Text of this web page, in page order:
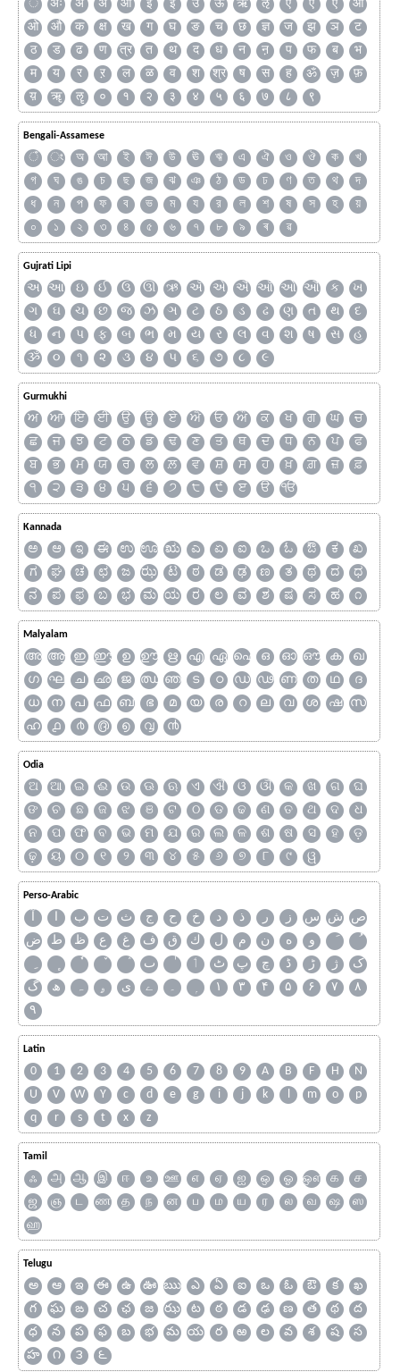
ँ अः अं अ आ इ ई उ ऊ ऋ ऌ ऍ ए ऐ
ऑ
ओ
औ क क्ष ख ग घ ङ च छ ज्ञ ज झ ञ
ट
ठ
ड ढ ण त्र त थ द ध न ऩ प फ ब
भ
म
य र ऱ ल ळ व श श्र ष स ह ॐ ज़
फ़
य़
ॠ ॡ ० १ २ ३ ४ ५ ६ ७ ८ ९
Bengali-Assamese
ঁ ং অ আ ই ঈ উ ঊ ঋ এ ঐ ও ঔ ক
খ
গ
ঘ ঙ চ ছ জ ঝ ঞ ঠ ড ঢ ণ ত থ
দ
ধ
ন প ফ ব ভ ম য র ল শ ষ স হ
য়
০
১ ২ ৩ ৪ ৫ ৬ ৭ ৮ ৯ ৰ ৱ
Gujrati Lipi
અ આ ઇ ઈ ઉ ઊ ઋ ઍ એ ઐ ઑ ઓ ઔ ક
ખ
ગ
ઘ ચ છ જ ઝ ઞ ટ ઠ ડ ઢ ણ ત થ
દ
ધ
ન પ ફ બ ભ મ ય ર લ વ શ ષ સ
હ
ૐ
૦ ૧ ૨ ૩ ૪ ૫ ૬ ૭ ૮ ૯
Gurmukhi
ਅ ਆ ਇ ਈ ਉ ਊ ਏ ਐ ਓ ਔ ਕ ਖ ਗ ਘ
ਚ
ਛ
ਜ ਝ ਟ ਠ ਡ ਢ ਣ ਤ ਥ ਦ ਧ ਨ ਪ
ਫ
ਬ
ਭ ਮ ਯ ਰ ਲ ਲ਼ ਵ ਸ਼ ਸ ਹ ਖ਼ ਗ਼ ਜ਼
ਫ਼
੧
੨ ੩ ੪ ੫ ੬ ੭ ੮ ੯ ੲ ੳ ੴ
Kannada
ಅ ಆ ಇ ಈ ಉ ಊ ಋ ಎ ಏ ಐ ಒ ಓ ಔ ಕ
ಖ
ಗ
ಘ ಚ ಛ ಜ ಝ ಟ ಠ ಡ ಢ ಣ ತ ಥ ದ
ಧ
ನ
ಪ ಫ ಬ ಭ ಮ ಯ ರ ಲ ವ ಶ ಷ ಸ ಹ ೧
Malyalam
അ ആ ഇ ഈ ഉ ഊ ഋ എ ഏ ഐ ഒ ഓ ഔ ക
ഖ
ഗ
ഘ ച ഛ ജ ഝ ഞ ട ഠ ഡ ഢ ണ ത ഥ
ദ
ധ
ന പ ഫ ബ ഭ മ യ ര റ ല വ ശ ഷ
സ
ഹ
൧ ൪ ൫ ൭ ൮ ൯
Odia
ଅ ଆ ଇ ଈ ଉ ଊ ଋ ଏ ଐ ଓ ଔ କ ଖ ଗ
ଘ
ଙ
ଚ ଛ ଜ ଝ ଞ ଟ ଠ ଡ ଢ ଣ ତ ଥ ଦ
ଧ
ନ
ପ ଫ ବ ଭ ମ ଯ ର ଲ ଳ ଶ ଷ ସ ହ
ଡ଼
ଢ଼
ୟ ୦ ୧ ୨ ୩ ୪ ୫ ୬ ୭ ୮ ୯ ୱ
Perso-Arabic
آ ا ب ت ث ج ح خ د ذ ر ز س ش ص
ض
ط ظ ع غ ف ق ك ل م ن ه
و
ٮ
ٲ ٹ پ چ ڈ ڑ ژ
ک
گ
ھ ہ ۄ ی ے ۔ ۱ ۳ ۴ ۵ ۶ ۷
۸
۹
Latin
0 1 2 3 4 5 6 7 8 9 A B F H
N
U
V W Y c d e g i j k l m o
p
q
r s t x z
Tamil
ஃ அ ஆ இ ஈ உ ஊ எ ஏ ஐ ஒ ஓ ஔ க
ச
ஜ
ஞ ட ண த ந ன ப ம ய ர ல வ ஷ
ஸ
ஹ
Telugu
అ ఆ ఇ ఈ ఉ ఊ ఋ ఎ ఏ ఐ ఒ ఓ ఔ క
ఖ
గ
ఘ ఙ చ ఛ జ ఝ ట ఠ డ ఢ ణ త థ
ద
ధ
న ప ఫ బ భ మ య ర ఱ ల వ శ ష
స
హ
౧ ౩ ౬